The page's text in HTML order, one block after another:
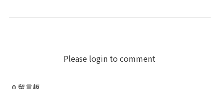
Please login to comment